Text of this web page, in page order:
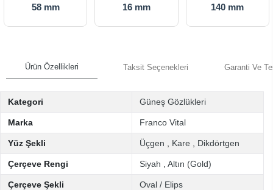
58 mm 16 mm 140 mm
Ürün Özellikleri Taksit Seçenekleri Garanti Ve
Kategori Güneş Gözlükleri
Marka Franco Vital
Yüz Şekli Üçgen Kare Dikdörtgen
Çerçeve Rengi Siyah Altın (Gold)
Çerçeve Şekli Oval / Elips